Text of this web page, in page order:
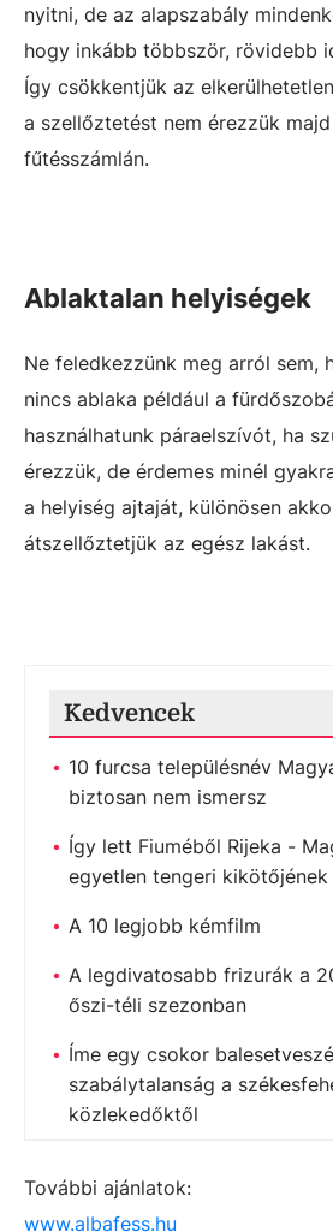
nyitni, de az alapszabály
hogy inkább többször, rövidebb
Így csökkentjük az
a szellőztetést nem érezzük
fűtésszámlán.
Ablaktalan helyiségek
Ne feledkezzünk meg arról sem,
nincs ablaka például a
használhatunk páraelszívót, ha
érezzük, de érdemes minél
a helyiség ajtaját, különösen
átszellőztetjük az egész lakást.
Kedvencek
10 furcsa településnév
biztosan nem ismersz
Így lett Fiuméből Rijeka -
egyetlen tengeri
A 10 legjobb kémfilm
A legdivatosabb frizurák a
őszi-téli szezonban
Íme egy csokor
szabálytalanság a
közlekedőktől
További ajánlatok:
www.albafess.hu